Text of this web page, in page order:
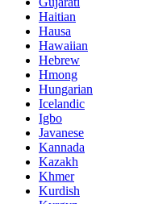
Haitian
Hausa
Hawaiian
Hebrew
Hmong
Hungarian
Icelandic
Igbo
Javanese
Kannada
Kazakh
Khmer
Kurdish